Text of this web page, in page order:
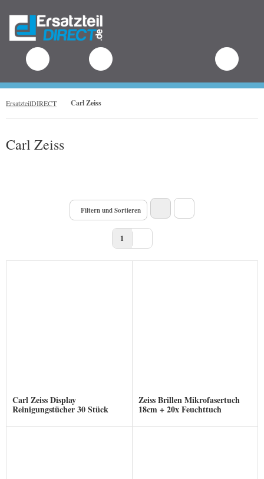
ErsatzteilDIRECT Carl Zeiss
Carl Zeiss
Filtern und Sortieren
1
Carl Zeiss Display
Reinigungstücher 30 Stück
Zeiss Brillen Mikrofasertuch
18cm + 20x Feuchttuch